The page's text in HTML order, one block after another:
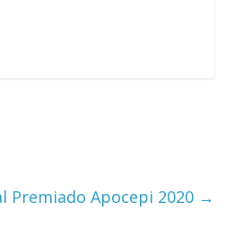
Premiado Apocepi 2020 →